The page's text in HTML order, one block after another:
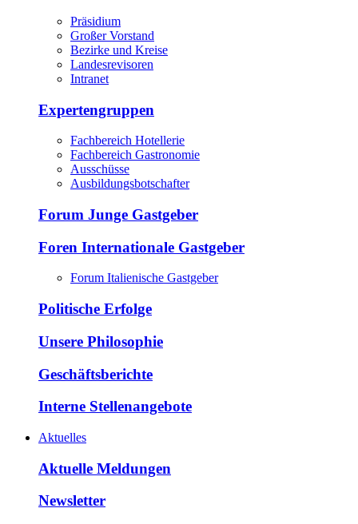
Präsidium
Großer Vorstand
Bezirke und Kreise
Landesrevisoren
Intranet
Expertengruppen
Fachbereich Hotellerie
Fachbereich Gastronomie
Ausschüsse
Ausbildungsbotschafter
Forum Junge Gastgeber
Foren Internationale Gastgeber
Forum Italienische Gastgeber
Politische Erfolge
Unsere Philosophie
Geschäftsberichte
Interne Stellenangebote
Aktuelles
Aktuelle Meldungen
Newsletter